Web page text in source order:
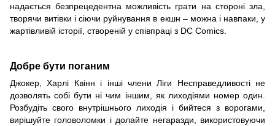
надається безпрецедентна можливість грати на стороні зла,
творячи витівки і сіючи руйнування в екшн – можна і навпаки, у
жартівливій історії, створеній у співпраці з DC Comics.
Добре бути поганим
Джокер, Харлі Квінн і інші члени Ліги Несправедливості не
дозволять собі бути ні чим іншим, як лиходіями номер один.
Розбудіть свого внутрішнього лиходія і бийтеся з ворогами,
вирішуйте головоломки і долайте негаразди, використовуючи